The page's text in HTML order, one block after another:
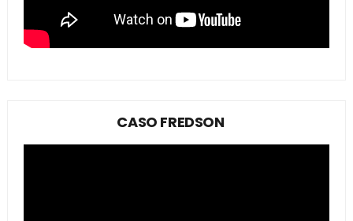
CASO FREDSON